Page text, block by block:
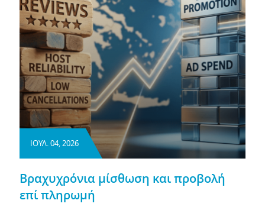
ΙΟΥΛ. 04, 2026
Βραχυχρόνια μίσθωση και προβολή
επί πληρωμή